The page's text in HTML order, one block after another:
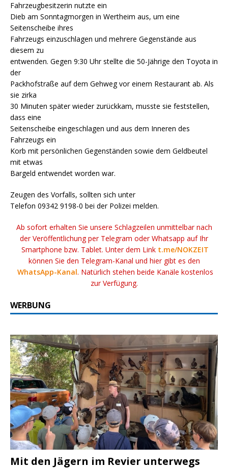
Fahrzeugbesitzerin nutzte ein
Dieb am Sonntagmorgen in Wertheim aus, um eine
Seitenscheibe ihres
Fahrzeugs einzuschlagen und mehrere Gegenstände aus
diesem zu
entwenden. Gegen 9:30 Uhr stellte die 50-Jährige den Toyota in
der
Packhofstraße auf dem Gehweg vor einem Restaurant ab. Als
sie zirka
30 Minuten später wieder zurückkam, musste sie feststellen,
dass eine
Seitenscheibe eingeschlagen und aus dem Inneren des
Fahrzeugs ein
Korb mit persönlichen Gegenständen sowie dem Geldbeutel
mit etwas
Bargeld entwendet worden war.
Zeugen des Vorfalls, sollten sich unter
Telefon 09342 9198-0 bei der Polizei melden.
Ab sofort erhalten Sie unsere Schlagzeilen unmittelbar nach
der Veröffentlichung per Telegram oder Whatsapp auf Ihr
Smartphone bzw. Tablet. Unter dem Link t.me/NOKZEIT
können Sie den Telegram-Kanal und hier gibt es den
WhatsApp-Kanal. Natürlich stehen beide Kanäle kostenlos
zur Verfügung.
WERBUNG
Mit den Jägern im Revier unterwegs